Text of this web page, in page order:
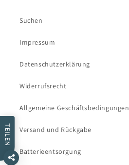
Suchen
Impressum
Datenschutzerklärung
Widerrufsrecht
Allgemeine Geschäftsbedingungen
Versand und Rückgabe
Batterieentsorgung
TEILEN